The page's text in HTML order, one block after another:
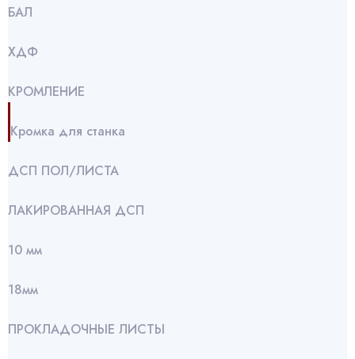
БАЛ
ХДФ
КРОМЛЕНИЕ
Кромка для станка
ДСП ПОЛ/ЛИСТА
ЛАКИРОВАННАЯ ДСП
10 мм
18мм
ПРОКЛАДОЧНЫЕ ЛИСТЫ